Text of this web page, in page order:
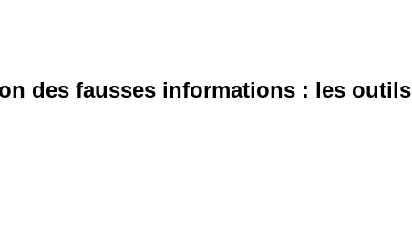
des fausses informations : les outils